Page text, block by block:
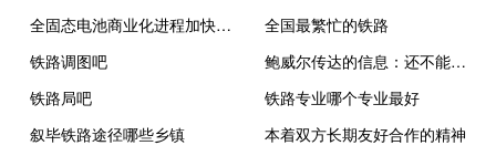
全固态电池商业化进程加快！Solid Power已向宝马交付首批样品
全国最繁忙的铁路
铁路调图吧
鲍威尔传达的信息：还不能宣布抗通胀取得胜利
铁路局吧
铁路专业哪个专业最好
叙毕铁路途径哪些乡镇
本着双方长期友好合作的精神